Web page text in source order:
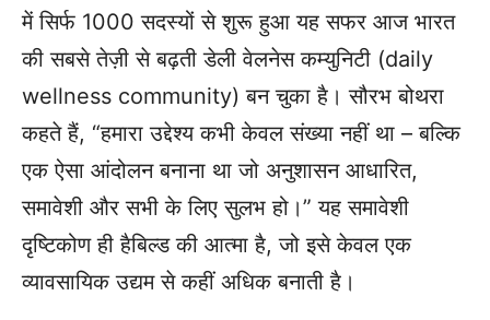
में सिर्फ 1000 सदस्यों से शुरू हुआ यह सफर आज भारत
की सबसे तेज़ी से बढ़ती डेली वेलनेस कम्युनिटी (daily
wellness community) बन चुका है। सौरभ बोथरा
कहते हैं, “हमारा उद्देश्य कभी केवल संख्या नहीं था – बल्कि
एक ऐसा आंदोलन बनाना था जो अनुशासन आधारित,
समावेशी और सभी के लिए सुलभ हो।” यह समावेशी
दृष्टिकोण ही हैबिल्ड की आत्मा है, जो इसे केवल एक
व्यावसायिक उद्यम से कहीं अधिक बनाती है।